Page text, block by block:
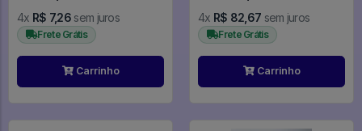
4x R$ 7,26 sem juros
Frete Grátis
Carrinho
4x R$ 82,67 sem juros
Frete Grátis
Carrinho